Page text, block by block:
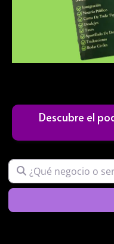
Descubre el
¿Qué negocio o servicio